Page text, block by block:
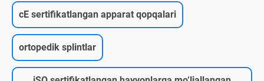
cE sertifikatlangan apparat qopqalari
ortopedik splintlar